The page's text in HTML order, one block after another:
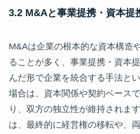
3.2 M&Aと事業提携・資本提
M&Aは企業の根本的な資本構造
ることが多く、事業提携・資本
んだ形で企業を統合する手法と
場合は、資本関係や契約ベース
り、双方の独立性が維持されま
は、最終的に経営権の移転や、